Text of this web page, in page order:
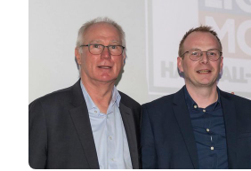
Athletinnen
und
-
Athleten